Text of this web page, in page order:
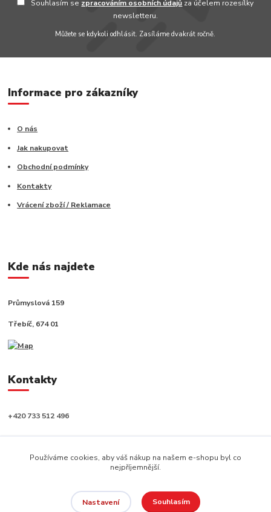
Souhlasím se zpracováním osobních údajů za účelem rozesílky
newsletteru.
Můžete se kdykoli odhlásit. Zasíláme dvakrát ročně.
Informace pro zákazníky
O nás
Jak nakupovat
Obchodní podmínky
Kontakty
Vrácení zboží / Reklamace
Kde nás najdete
Průmyslová 159
Třebíč, 674 01
Kontakty
+420 733 512 496
info@capushop.cz
Používáme cookies, aby váš nákup na našem e-shopu byl co
nejpříjemnější.
Nastavení Souhlasím